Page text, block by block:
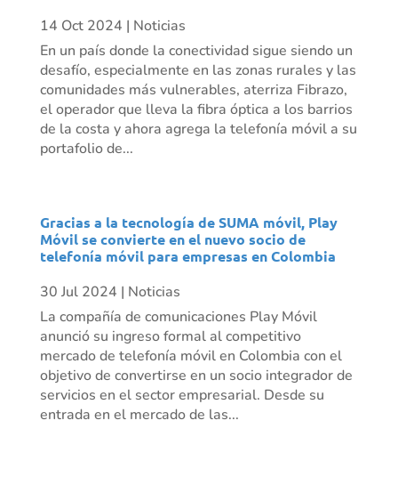
14 Oct 2024 | Noticias
En un país donde la conectividad sigue siendo un
desafío, especialmente en las zonas rurales y las
comunidades más vulnerables, aterriza Fibrazo,
el operador que lleva la fibra óptica a los barrios
de la costa y ahora agrega la telefonía móvil a su
portafolio de...
Gracias a la tecnología de SUMA móvil, Play
Móvil se convierte en el nuevo socio de
telefonía móvil para empresas en Colombia
30 Jul 2024 | Noticias
La compañía de comunicaciones Play Móvil
anunció su ingreso formal al competitivo
mercado de telefonía móvil en Colombia con el
objetivo de convertirse en un socio integrador de
servicios en el sector empresarial. Desde su
entrada en el mercado de las...